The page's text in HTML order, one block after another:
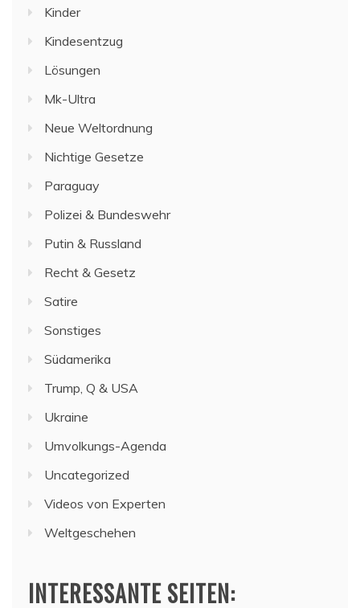
Kinder
Kindesentzug
Lösungen
Mk-Ultra
Neue Weltordnung
Nichtige Gesetze
Paraguay
Polizei & Bundeswehr
Putin & Russland
Recht & Gesetz
Satire
Sonstiges
Südamerika
Trump, Q & USA
Ukraine
Umvolkungs-Agenda
Uncategorized
Videos von Experten
Weltgeschehen
INTERESSANTE SEITEN: